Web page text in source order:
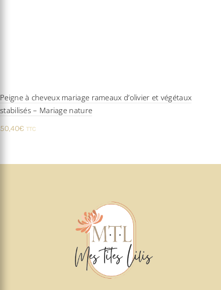
Peigne à cheveux mariage rameaux d’olivier et végétaux
stabilisés – Mariage nature
50,40€ TTC